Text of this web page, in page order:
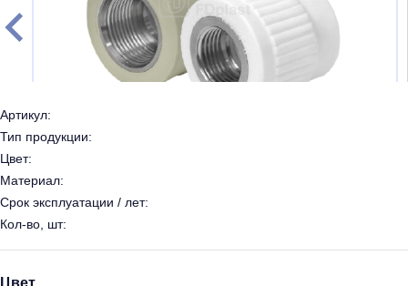
Артикул:
Тип продукции:
Цвет:
Материал:
Срок эксплуатации / лет:
Кол-во, шт:
Цвет